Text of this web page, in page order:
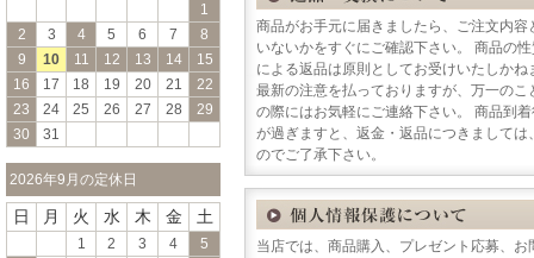
1
2
3 4 5 6 7
8
9
10 11 12 13 14
15
16
17 18 19 20 21
22
23
24 25 26 27 28
29
30
31
2026年9月の定休日
日 月 火 水 木 金 土
1 2 3 4
5
商品がお手元に届きましたら、ご注文内
いないかをすぐにご確認下さい。 商品の
による返品は原則としてお受けいたしか
最新の注意を払っておりますが、万一の
の際にはお気軽にご連絡下さい。 商品到
が過ぎますと、返金・返品につきまして
のでご了承下さい。
当店では、商品購入、プレゼント応募、